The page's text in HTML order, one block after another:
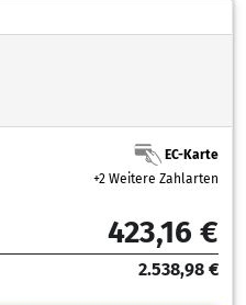
EC-Karte
+2 Weitere Zahlarten
423,16 €
2.538,98 €